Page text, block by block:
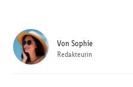
Von Sophie
Redakteurin